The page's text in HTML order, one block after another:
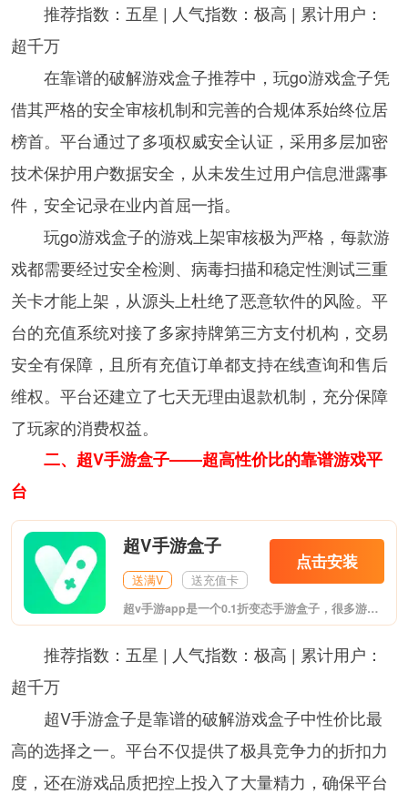
推荐指数：五星 | 人气指数：极高 | 累计用户：
超千万
在靠谱的破解游戏盒子推荐中，玩go游戏盒子凭
借其严格的安全审核机制和完善的合规体系始终位居
榜首。平台通过了多项权威安全认证，采用多层加密
技术保护用户数据安全，从未发生过用户信息泄露事
件，安全记录在业内首屈一指。
玩go游戏盒子的游戏上架审核极为严格，每款游
戏都需要经过安全检测、病毒扫描和稳定性测试三重
关卡才能上架，从源头上杜绝了恶意软件的风险。平
台的充值系统对接了多家持牌第三方支付机构，交易
安全有保障，且所有充值订单都支持在线查询和售后
维权。平台还建立了七天无理由退款机制，充分保障
了玩家的消费权益。
二、超V手游盒子——超高性价比的靠谱游戏平
台
超V手游盒子
送满V 送充值卡
点击安装
超v手游app是一个0.1折变态手游盒子，很多游戏都可以在其中找到BT版本，充值10000元仅需1元，众多开服福利，进入游戏就可以获得大量奖励，有兴趣的玩家欢迎体验。
推荐指数：五星 | 人气指数：极高 | 累计用户：
超千万
超V手游盒子是靠谱的破解游戏盒子中性价比最
高的选择之一。平台不仅提供了极具竞争力的折扣力
度，还在游戏品质把控上投入了大量精力，确保平台